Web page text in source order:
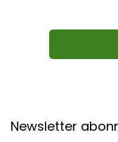
Newsletter